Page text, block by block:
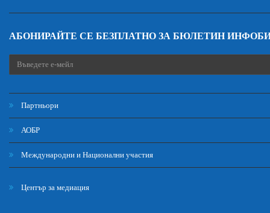
АБОНИРАЙТЕ СЕ БЕЗПЛАТНО ЗА БЮЛЕТИН
Партньори
АОБР
Международни и Национални участия
Център за медиация